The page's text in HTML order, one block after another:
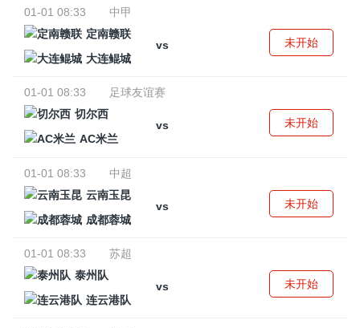
01-01 08:33
中甲
定南赣联
vs
大连鲲城
未开始
01-01 08:33
足球友谊赛
切尔西
vs
AC米兰
未开始
01-01 08:33
中超
云南玉昆
vs
成都蓉城
未开始
01-01 08:33
苏超
泰州队
vs
连云港队
未开始